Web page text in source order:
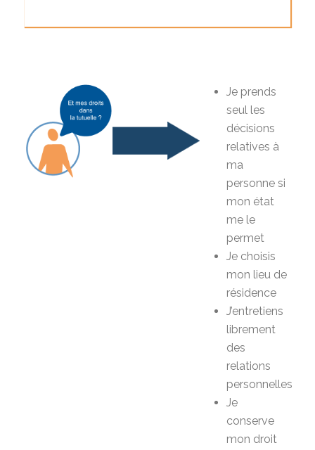
Je prends
seul les
décisions
relatives à
ma
personne si
mon état
me le
permet
Je choisis
mon lieu de
résidence
J’entretiens
librement
des
relations
personnelles
Je
conserve
mon droit